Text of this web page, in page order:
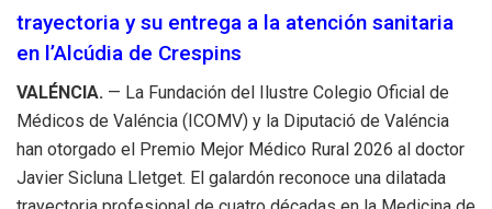
trayectoria y su entrega a la atención sanitaria
en l’Alcúdia de Crespins
VALÉNCIA. — La Fundación del Ilustre Colegio Oficial de
Médicos de Valéncia (ICOMV) y la Diputació de Valéncia
han otorgado el Premio Mejor Médico Rural 2026 al doctor
Javier Sicluna Lletget. El galardón reconoce una dilatada